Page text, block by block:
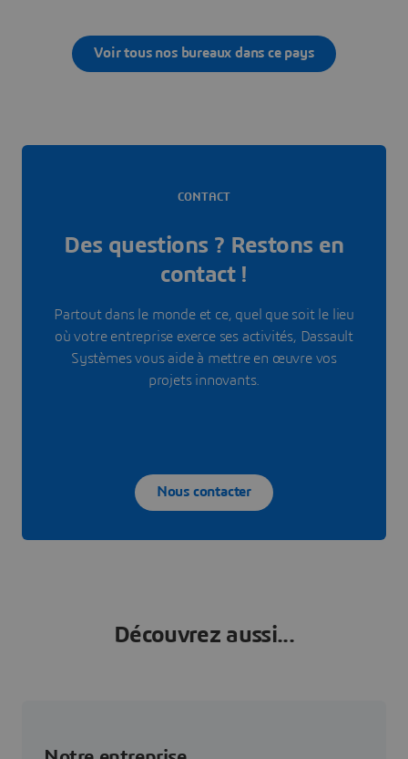
Voir tous nos bureaux dans ce pays
CONTACT
Des questions ? Restons en
contact !
Partout dans le monde et ce, quel que soit le lieu
où votre entreprise exerce ses activités, Dassault
Systèmes vous aide à mettre en œuvre vos
projets innovants.
Nous contacter
Découvrez aussi...